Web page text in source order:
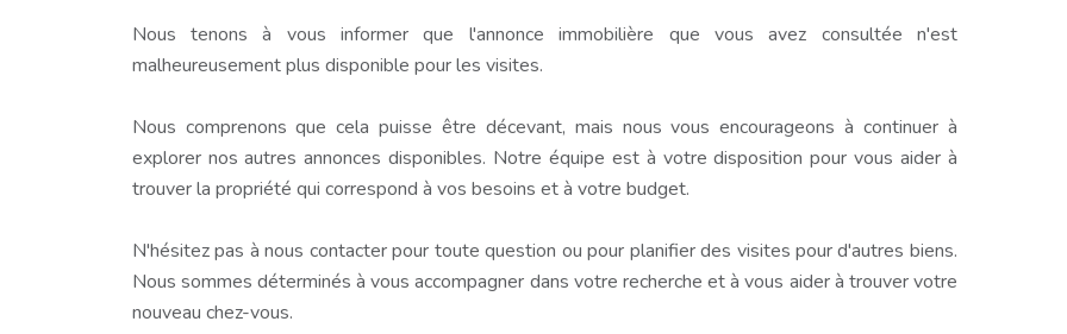
Nous tenons à vous informer que l'annonce immobilière que vous avez consultée n'est
malheureusement plus disponible pour les visites.
Nous comprenons que cela puisse être décevant, mais nous vous encourageons à continuer à
explorer nos autres annonces disponibles. Notre équipe est à votre disposition pour vous aider à
trouver la propriété qui correspond à vos besoins et à votre budget.
N'hésitez pas à nous contacter pour toute question ou pour planifier des visites pour d'autres biens.
Nous sommes déterminés à vous accompagner dans votre recherche et à vous aider à trouver votre
nouveau chez-vous.